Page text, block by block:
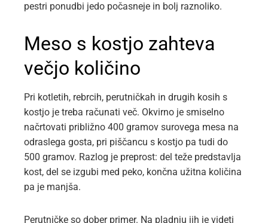
pestri ponudbi jedo počasneje in bolj raznoliko.
Meso s kostjo zahteva
večjo količino
Pri kotletih, rebrcih, perutničkah in drugih kosih s
kostjo je treba računati več. Okvirno je smiselno
načrtovati približno 400 gramov surovega mesa na
odraslega gosta, pri piščancu s kostjo pa tudi do
500 gramov. Razlog je preprost: del teže predstavlja
kost, del se izgubi med peko, končna užitna količina
pa je manjša.
Perutničke so dober primer. Na pladnju jih je videti